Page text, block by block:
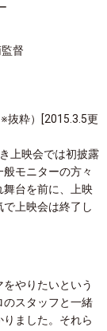
督
粋）
[2015.3.5更
上映会では初披露
モニターの方々
舞台を前に、上映
上映会は終了し
をやりたいという
のスタッフと一緒
ました。それら